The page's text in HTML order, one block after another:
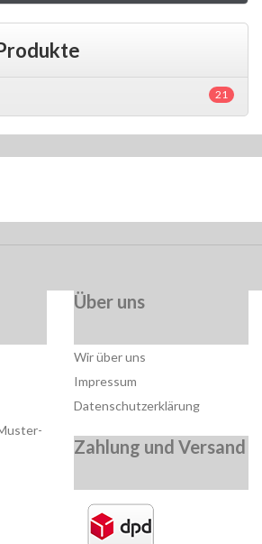
21
Über uns
Wir über uns
Impressum
Datenschutzerklärung
Zahlung und Versand